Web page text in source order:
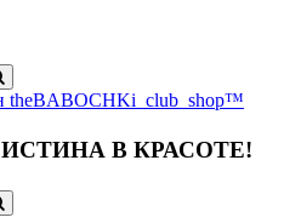
ИСТИНА В КРАСОТЕ!